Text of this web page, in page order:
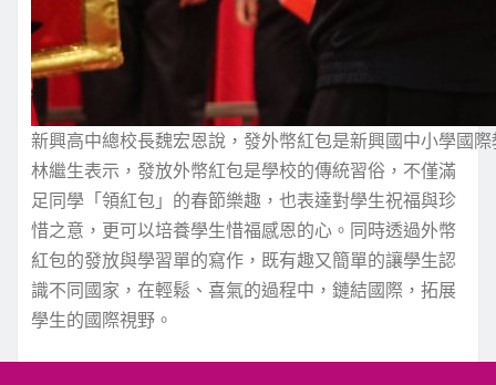
新興高中總校長魏宏恩說，發外幣紅包是新興國中小學國
林繼生表示，發放外幣紅包是學校的傳統習俗，不僅滿
足同學「領紅包」的春節樂趣，也表達對學生祝福與珍
惜之意，更可以培養學生惜福感恩的心。同時透過外幣
紅包的發放與學習單的寫作，既有趣又簡單的讓學生認
識不同國家，在輕鬆、喜氣的過程中，鏈結國際，拓展
學生的國際視野。